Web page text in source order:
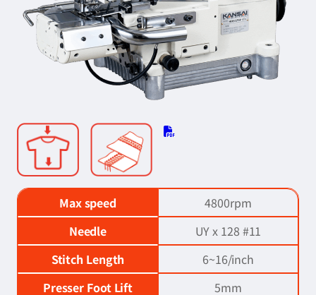
Max speed
4800rpm
Needle
UY x 128 #11
Stitch Length
6~16/inch
Presser Foot Lift
5mm